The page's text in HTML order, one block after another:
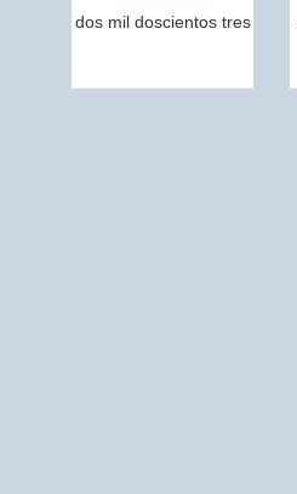
dos mil doscientos tres